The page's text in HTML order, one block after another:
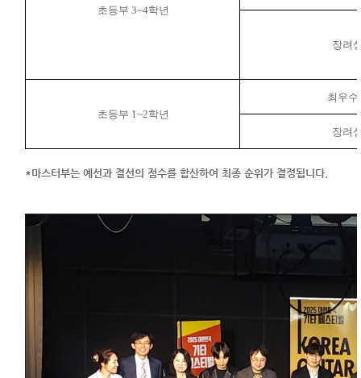
초등부 3~4학년
장려
초등부 1~2학년
최우수
장려
*마스터부는 예선과 결선의 점수를 합산하여 최종 순위가 결정됩니다.